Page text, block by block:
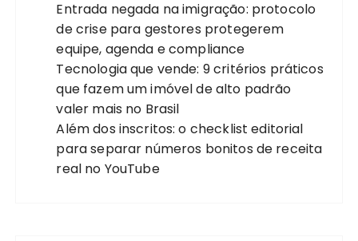
Entrada negada na imigração: protocolo
de crise para gestores protegerem
equipe, agenda e compliance
Tecnologia que vende: 9 critérios práticos
que fazem um imóvel de alto padrão
valer mais no Brasil
Além dos inscritos: o checklist editorial
para separar números bonitos de receita
real no YouTube